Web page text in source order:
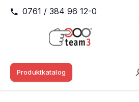
Zum Hauptinhalt springen
0761 / 384 96 12-0
Produktkatalog